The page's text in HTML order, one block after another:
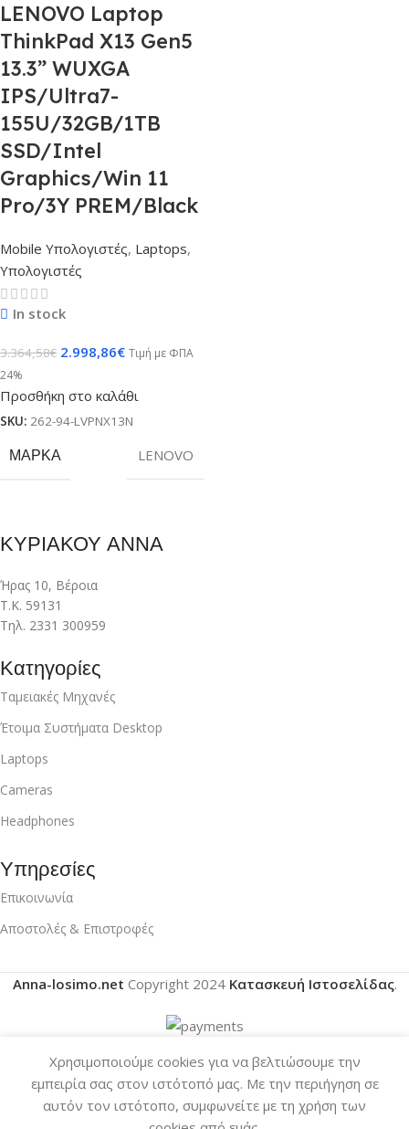
LENOVO Laptop
ThinkPad X13 Gen5
13.3” WUXGA
IPS/Ultra7-
155U/32GB/1TB
SSD/Intel
Graphics/Win 11
Pro/3Y PREM/Black
Mobile Υπολογιστές, Laptops,
Υπολογιστές
In stock
3.364,58€ 2.998,86€ Τιμή με ΦΠΑ
24%
Προσθήκη στο καλάθι
SKU: 262-94-LVPNX13N
ΜΆΡΚΑ LENOVO
ΚΥΡΙΑΚΟΥ ΑΝΝΑ
Ήρας 10, Βέροια
Τ.Κ. 59131
Τηλ. 2331 300959
Κατηγορίες
Ταμειακές Μηχανές
Έτοιμα Συστήματα Desktop
Laptops
Cameras
Headphones
Υπηρεσίες
Επικοινωνία
Αποστολές & Επιστροφές
Anna-losimo.net Copyright2024 Κατασκευή Ιστοσελίδας.
Χρησιμοποιούμε cookies για να βελτιώσουμε την
εμπειρία σας στον ιστότοπό μας. Με την περιήγηση σε
αυτόν τον ιστότοπο, συμφωνείτε με τη χρήση των